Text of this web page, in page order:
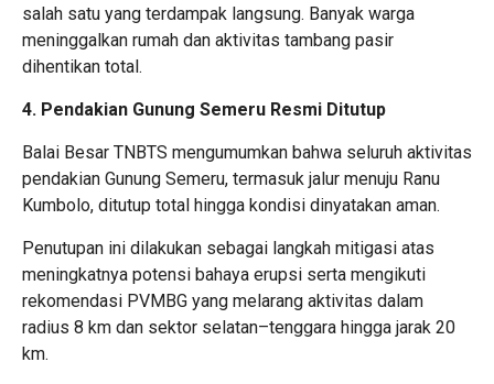
salah satu yang terdampak langsung. Banyak warga
meninggalkan rumah dan aktivitas tambang pasir
dihentikan total.
4. Pendakian Gunung Semeru Resmi Ditutup
Balai Besar TNBTS mengumumkan bahwa seluruh aktivitas
pendakian Gunung Semeru, termasuk jalur menuju Ranu
Kumbolo, ditutup total hingga kondisi dinyatakan aman.
Penutupan ini dilakukan sebagai langkah mitigasi atas
meningkatnya potensi bahaya erupsi serta mengikuti
rekomendasi PVMBG yang melarang aktivitas dalam
radius 8 km dan sektor selatan–tenggara hingga jarak 20
km.